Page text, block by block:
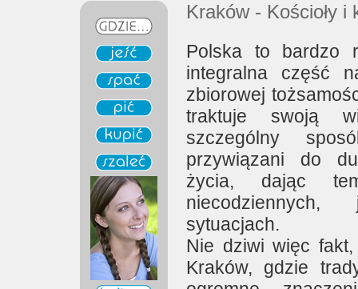
Kraków - Kościoły i
Polska to bardzo
integralna część
zbiorowej
traktuje swoją
szczególny
przywiązani do
życia, dając
sytuacjach.
Nie dziwi więc
Kraków, gdzie